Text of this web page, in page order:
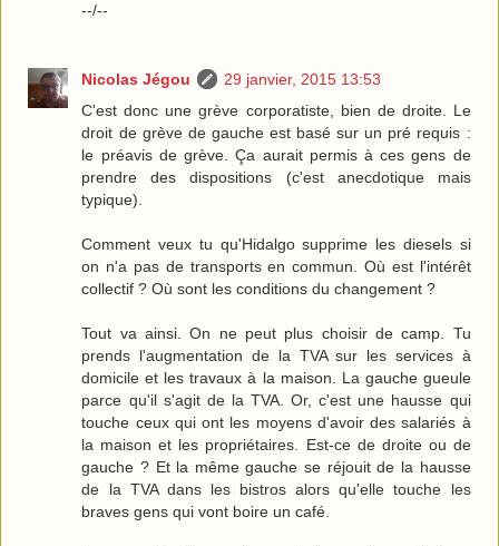
--/--
Nicolas Jégou
29 janvier, 2015 13:53
C'est donc une grève corporatiste, bien de droite. Le
droit de grève de gauche est basé sur un pré requis :
le préavis de grève. Ça aurait permis à ces gens de
prendre des dispositions (c'est anecdotique mais
typique).
Comment veux tu qu'Hidalgo supprime les diesels si
on n'a pas de transports en commun. Où est l'intérêt
collectif ? Où sont les conditions du changement ?
Tout va ainsi. On ne peut plus choisir de camp. Tu
prends l'augmentation de la TVA sur les services à
domicile et les travaux à la maison. La gauche gueule
parce qu'il s'agit de la TVA. Or, c'est une hausse qui
touche ceux qui ont les moyens d'avoir des salariés à
la maison et les propriétaires. Est-ce de droite ou de
gauche ? Et la même gauche se réjouit de la hausse
de la TVA dans les bistros alors qu'elle touche les
braves gens qui vont boire un café.